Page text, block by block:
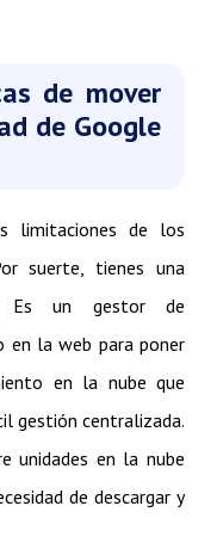
de mover
de Google
limitaciones de los
suerte, tienes una
un gestor de
en la web para poner
en la nube que
gestión centralizada.
unidades en la nube
de descargar y